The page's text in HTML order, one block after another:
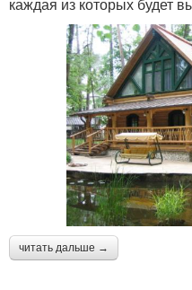
читать дальше →